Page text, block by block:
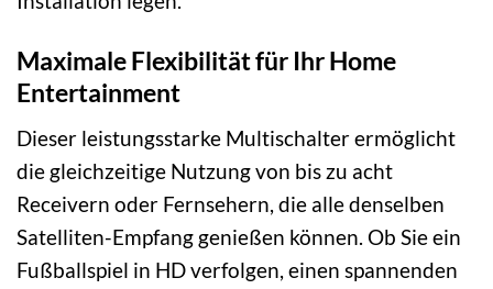
Maximale Flexibilität für Ihr Home
Entertainment
Dieser leistungsstarke Multischalter ermöglicht
die gleichzeitige Nutzung von bis zu acht
Receivern oder Fernsehern, die alle denselben
Satelliten-Empfang genießen können. Ob Sie ein
Fußballspiel in HD verfolgen, einen spannenden